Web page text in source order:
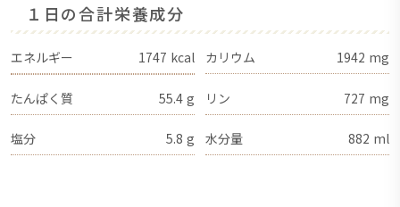
１日の合計栄養成分
エネルギー 1747 kcal カリウム 1942 mg
たんぱく質 55.4 g リン 727 mg
塩分 5.8 g 水分量 882 ml